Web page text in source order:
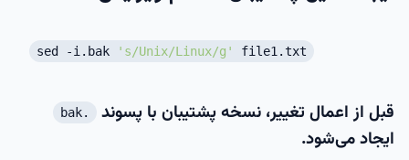
sed -i.bak 's/Unix/Linux/g' file1.txt
قبل از اعمال تغییر، نسخه پشتیبان با پسوند .bak
ایجاد می‌شود.